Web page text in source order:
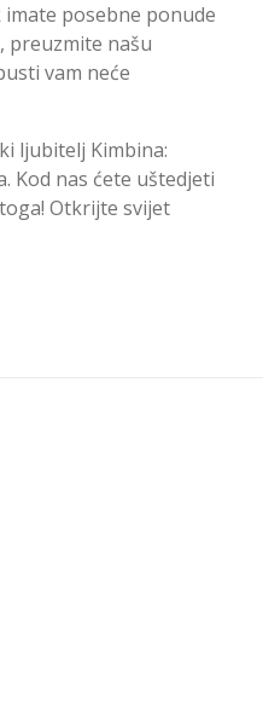
posebne ponude
preuzmite našu
vam neće
ljubitelj Kimbina:
Kod nas ćete uštedjeti
Otkrijte svijet